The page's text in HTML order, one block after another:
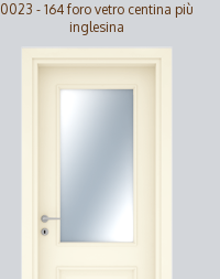
0023 - 164 foro vetro centina più
inglesina